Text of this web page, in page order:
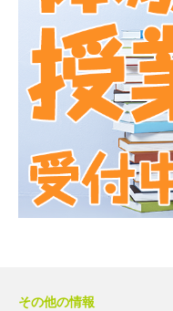
その他の情報